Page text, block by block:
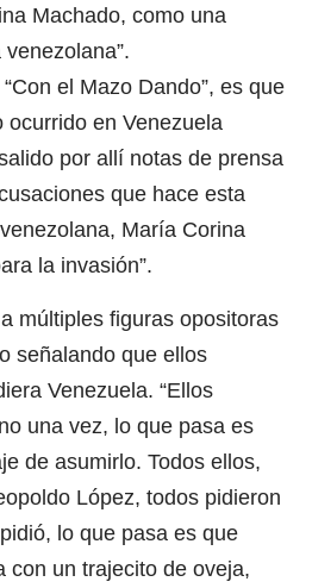
Machado, como una
el Mazo Dando”, es que
ocurrido en Venezuela
por allí notas de prensa
que hace esta
María Corina
la invasión”.
múltiples figuras opositoras
señalando que ellos
Venezuela. “Ellos
una vez, lo que pasa es
de asumirlo. Todos ellos,
López, todos pidieron
lo que pasa es que
con un trajecito de oveja,